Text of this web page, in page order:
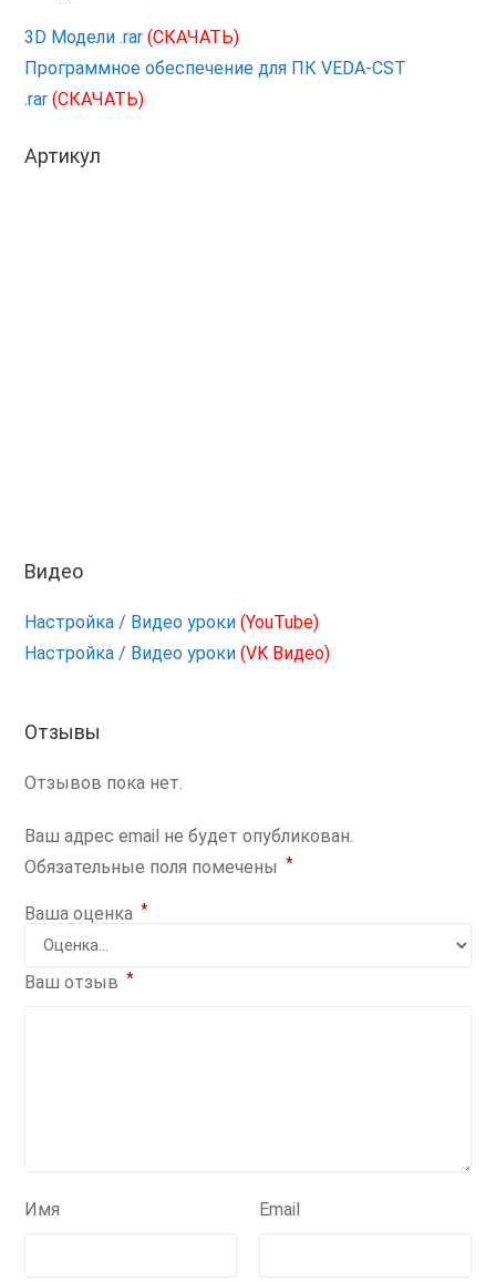
3D Модели .rar(СКАЧАТЬ)
Программное обеспечение для ПК VEDA-CST
.rar(СКАЧАТЬ)
Артикул
Видео
Настройка / Видео уроки(YouTube)
Настройка / Видео уроки(VK Видео)
Отзывы
Отзывов пока нет.
Ваш адрес email не будет опубликован.
Обязательные поля помечены *
Ваша оценка *
Ваш отзыв *
Имя Email